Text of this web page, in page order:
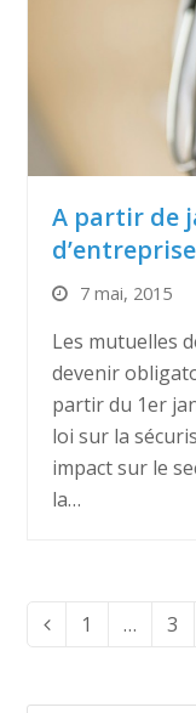
A partir de
7 mai, 2015
Les mutuelles
devenir
partir du 1er
loi sur la
impact sur le
la…
Précédent
Page
1 … 3